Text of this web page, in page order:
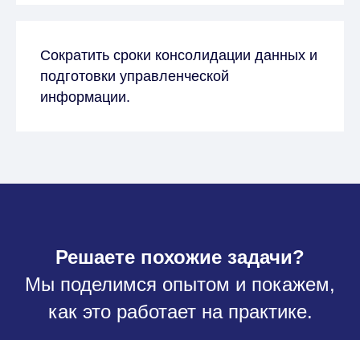
Сократить сроки консолидации данных и
подготовки управленческой
информации.
Решаете похожие задачи?
Мы поделимся опытом и покажем,
как это работает на практике.